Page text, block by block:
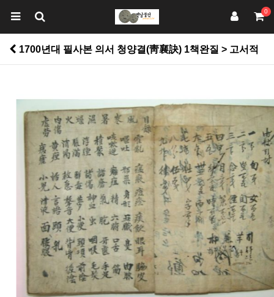
0
1700년대 필사본 의서 청양결(靑襄訣) 1책완질 > 고서적